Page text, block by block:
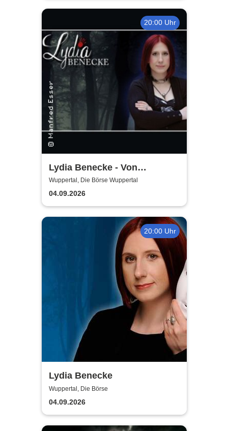
20:00 Uhr
Lydia Benecke - Von
Hochstapelei, Betrug und
Gaslighting
Wuppertal, Die Börse Wuppertal
04.09.2026
20:00 Uhr
Lydia Benecke
Wuppertal, Die Börse
04.09.2026